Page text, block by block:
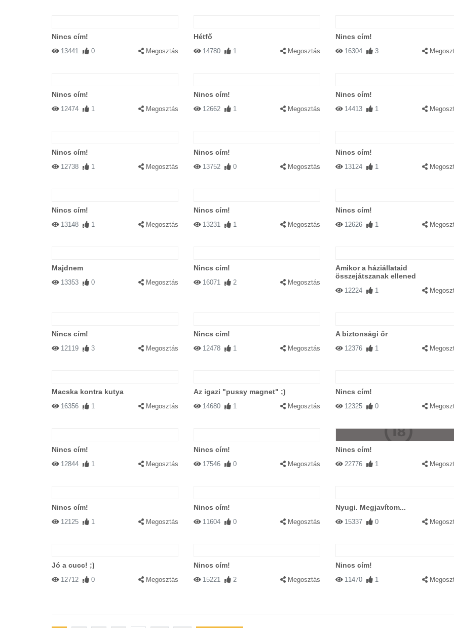
Nincs cím!
13441 0 Megosztás
Hétfő
14780 1 Megosztás
Nincs cím!
16304 3
Nincs cím!
12474 1 Megosztás
Nincs cím!
12662 1 Megosztás
Nincs cím!
14413 1
Nincs cím!
12738 1 Megosztás
Nincs cím!
13752 0 Megosztás
Nincs cím!
13124 1
Nincs cím!
13148 1 Megosztás
Nincs cím!
13231 1 Megosztás
Nincs cím!
12626 1
Majdnem
13353 0 Megosztás
Nincs cím!
16071 2 Megosztás
Amikor a háziállataid
összejátszanak ellened
12224 1
Nincs cím!
12119 3 Megosztás
Nincs cím!
12478 1 Megosztás
A biztonsági őr
12376 1
Macska kontra kutya
16356 1 Megosztás
Az igazi "pussy magnet" ;)
14680 1 Megosztás
Nincs cím!
12325 0
Nincs cím!
12844 1 Megosztás
Nincs cím!
17546 0 Megosztás
Nincs cím!
22776 1
Nincs cím!
12125 1 Megosztás
Nincs cím!
11604 0 Megosztás
Nyugi. Megjavítom...
15337 0
Jó a cucc! ;)
12712 0 Megosztás
Nincs cím!
15221 2 Megosztás
Nincs cím!
11470 1